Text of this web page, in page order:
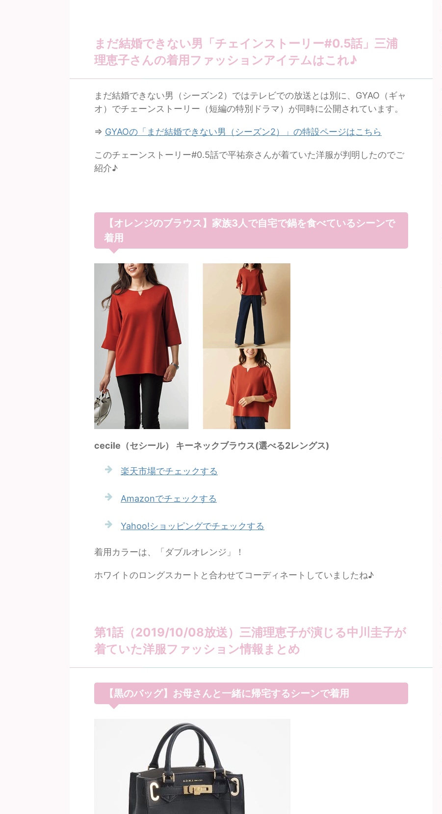
まだ結婚できない男「チェインストーリー#0.5話」三浦
理恵子さんの着用ファッションアイテムはこれ♪
まだ結婚できない男（シーズン2）ではテレビでの放送とは別に、GYAO（ギャ
オ）でチェーンストーリー（短編の特別ドラマ）が同時に公開されています。
⇒ GYAOの「まだ結婚できない男（シーズン2）」の特設ページはこちら
このチェーンストーリー#0.5話で平祐奈さんが着ていた洋服が判明したのでご
紹介♪
【オレンジのブラウス】家族3人で自宅で鍋を食べているシーンで
着用
cecile（セシール） キーネックブラウス(選べる2レングス)
楽天市場でチェックする
Amazonでチェックする
Yahoo!ショッピングでチェックする
着用カラーは、「ダブルオレンジ」！
ホワイトのロングスカートと合わせてコーディネートしていましたね♪
第1話（2019/10/08放送）三浦理恵子が演じる中川圭子が
着ていた洋服ファッション情報まとめ
【黒のバッグ】お母さんと一緒に帰宅するシーンで着用